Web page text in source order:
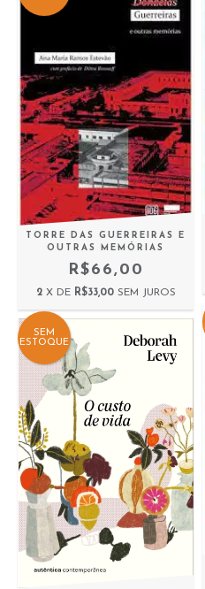
TORRE DAS GUERREIRAS E
OUTRAS MEMÓRIAS
R$66,00
2 X DE R$33,00 SEM JUROS
SEM
ESTOQUE